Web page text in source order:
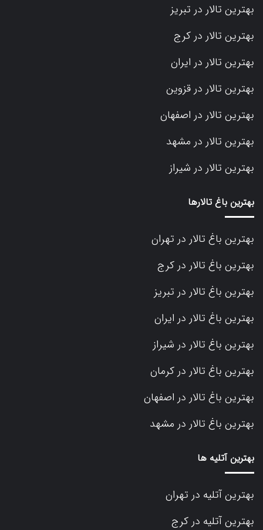
بهترین تالار در تبریز
بهترین تالار در کرج
بهترین تالار در ایران
بهترین تالار در قزوین
بهترین تالار در اصفهان
بهترین تالار در مشهد
بهترین تالار در شیراز
بهترین باغ تالارها
بهترین باغ تالار در تهران
بهترین باغ تالار در کرج
بهترین باغ تالار در تبریز
بهترین باغ تالار در ایران
بهترین باغ تالار در شیراز
بهترین باغ تالار در کرمان
بهترین باغ تالار در اصفهان
بهترین باغ تالار در مشهد
بهترین آتلیه ها
بهترین آتلیه در تهران
بهترین آتلیه در کرج